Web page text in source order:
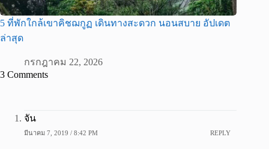
5 ที่พักใกล้เขาคิชฌกูฏ เดินทางสะดวก นอนสบาย อัปเดต
ล่าสุด
กรกฎาคม 22, 2026
3 Comments
จัน
มีนาคม 7, 2019 / 8:42 PM REPLY